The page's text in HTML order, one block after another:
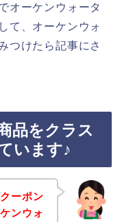
オーケンウォータ
て、オーケンウォ
つけたら記事にさ
品をクラス
います♪
ーポン
ンウォ